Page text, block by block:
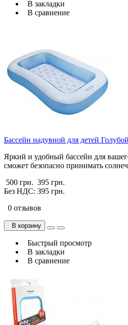
В закладки
В сравнение
Бассейн надувной для детей
Яркий и удобный бассейн для
сможет безопасно принимать
500 грн. 395 грн.
Без НДС: 395 грн.
0 отзывов
В корзину
Быстрый просмотр
В закладки
В сравнение